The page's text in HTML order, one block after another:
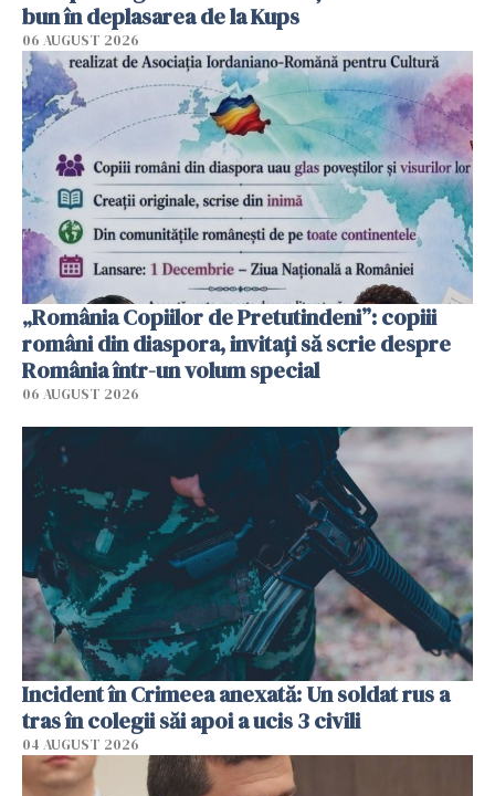
bun în deplasarea de la Kups
06 AUGUST 2026
„România Copiilor de Pretutindeni”: copiii
români din diaspora, invitați să scrie despre
România într-un volum special
06 AUGUST 2026
Incident în Crimeea anexată: Un soldat rus a
tras în colegii săi apoi a ucis 3 civili
04 AUGUST 2026